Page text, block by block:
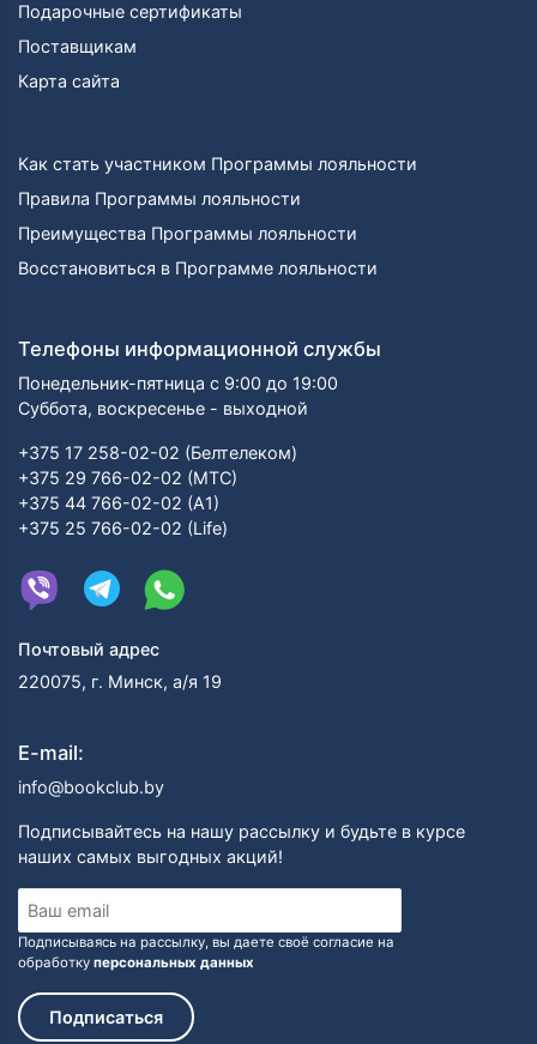
Подарочные сертификаты
Поставщикам
Карта сайта
Как стать участником Программы лояльности
Правила Программы лояльности
Преимущества Программы лояльности
Восстановиться в Программе лояльности
Телефоны информационной службы
Понедельник-пятница с 9:00 до 19:00
Суббота, воскресенье - выходной
+375 17 258-02-02 (Белтелеком)
+375 29 766-02-02 (МТС)
+375 44 766-02-02 (А1)
+375 25 766-02-02 (Life)
Почтовый адрес
220075, г. Минск, а/я 19
E-mail:
info@bookclub.by
Подписывайтесь на нашу рассылку и будьте в курсе
наших самых выгодных акций!
Подписываясь на рассылку, вы даете своё согласие на
обработку персональных данных
Подписаться